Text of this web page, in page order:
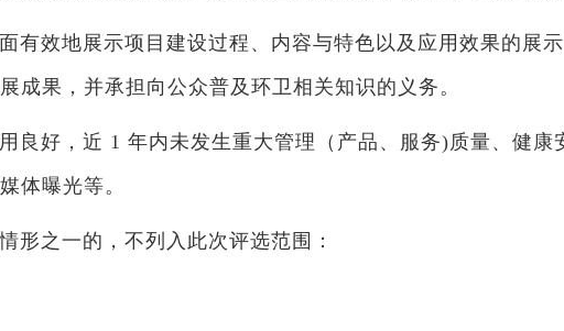
有效地展示项目建设过程、内容与特色以及应用效果的展
成果，并承担向公众普及环卫相关知识的义务。
良好，近 1 年内未发生重大管理（产品、服务)质量、健康
体曝光等。
形之一的，不列入此次评选范围：